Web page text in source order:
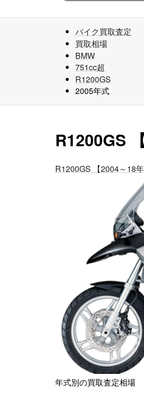
バイク買取査定
買取相場
BMW
751cc超
R1200GS
2005年式
R1200GS
R1200GS 【2004～18年
年式別の買取査定相場